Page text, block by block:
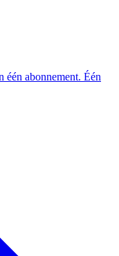
abonnement. Één